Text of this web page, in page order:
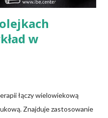
w
łączy wielowiekową
Znajduje zastosowanie